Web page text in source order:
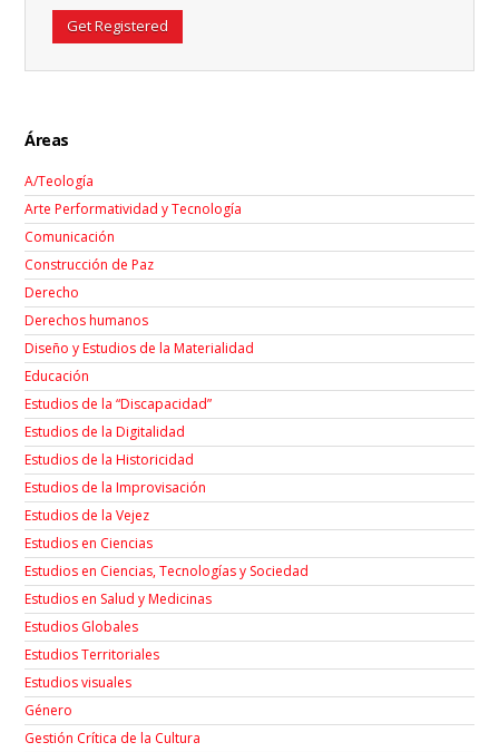
Get Registered
Áreas
A/Teología
Arte Performatividad y Tecnología
Comunicación
Construcción de Paz
Derecho
Derechos humanos
Diseño y Estudios de la Materialidad
Educación
Estudios de la “Discapacidad”
Estudios de la Digitalidad
Estudios de la Historicidad
Estudios de la Improvisación
Estudios de la Vejez
Estudios en Ciencias
Estudios en Ciencias, Tecnologías y Sociedad
Estudios en Salud y Medicinas
Estudios Globales
Estudios Territoriales
Estudios visuales
Género
Gestión Crítica de la Cultura